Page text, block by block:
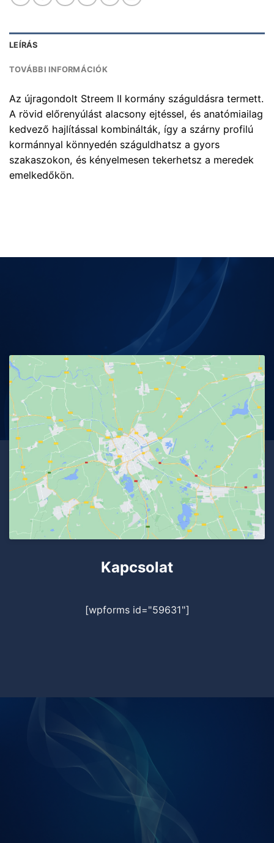
LEÍRÁS
TOVÁBBI INFORMÁCIÓK
Az újragondolt Streem II kormány száguldásra termett.
A rövid előrenyúlást alacsony ejtéssel, és anatómiailag
kedvező hajlítással kombinálták, így a szárny profilú
kormánnyal könnyedén száguldhatsz a gyors
szakaszokon, és kényelmesen tekerhetsz a meredek
emelkedőkön.
Kapcsolat
[wpforms id="59631"]